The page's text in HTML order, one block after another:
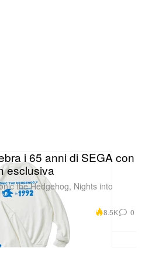
in Giane
i 65 anni di SEGA con
esclusiva
the Hedgehog, Nights into
8.5K 0